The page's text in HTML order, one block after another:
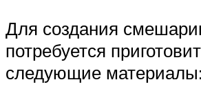
Для создания
потребуется
следующие материалы: